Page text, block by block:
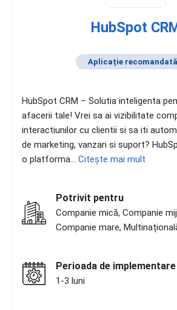
HubSpot
Aplicație recomandată
HubSpot CRM – Solutia inteligenta
afacerii tale! Vrei sa ai vizibilitate
interactiunilor cu clientii si sa iti
de marketing, vanzari si suport?
o platforma... Citește mai mult
Potrivit pentru
Companie mică, Companie
Companie mare,
Perioada de implementare
1-3 luni